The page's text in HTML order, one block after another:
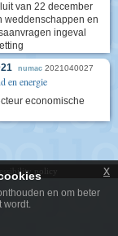
van 22 december
weddenschappen en
ingeval
numac 2021040027
en energie
economische
policy
en om beter
wordt.
x